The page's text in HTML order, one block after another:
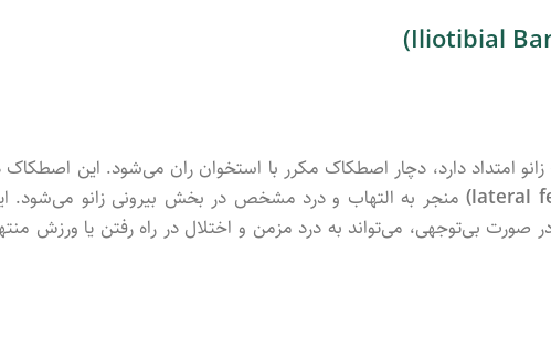
Iliotibial
زانو امتداددارد، دچار اصطکاک مکرر با استخوان ران می‌شود. این اصطکاک
lateral منجر به التهاب و درد مشخص در بخش بیرونیزانو می‌شود.
صورت بی‌توجهی، می‌تواند به درد مزمن و اختلالدر راهرفتن یا ورزش